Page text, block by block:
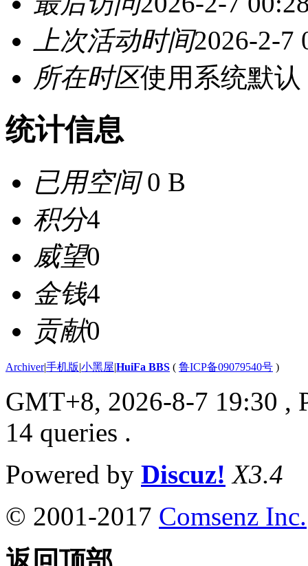
上次活动时间2026-2-7
所在时区使用系统默认
统计信息
已用空间0 B
积分4
威望0
金钱4
贡献0
Archiver|手机版|小黑屋|HuiFa BBS ( 鲁ICP备09079540号 )
GMT+8, 2026-8-7 19:30 ,
14 queries .
Powered by Discuz! X3.4
© 2001-2017 Comsenz Inc.